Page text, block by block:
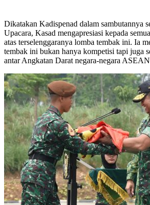
Dikatakan Kadispenad dalam sambutannya
Upacara, Kasad mengapresiasi kepada
atas terselenggaranya lomba tembak ini. Ia
tembak ini bukan hanya kompetisi tapi juga
antar Angkatan Darat negara-negara